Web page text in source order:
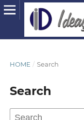
HOME / Search
Search